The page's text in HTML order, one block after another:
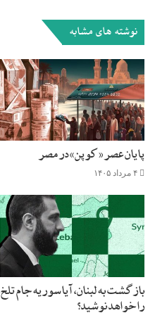
نوشته های مشابه
پایان عصر «کوپن» در مصر
۴ مرداد ۱۴۰۵
بازگشت به لبنان، آیا سوریه جام تلخ
را خواهد نوشید؟